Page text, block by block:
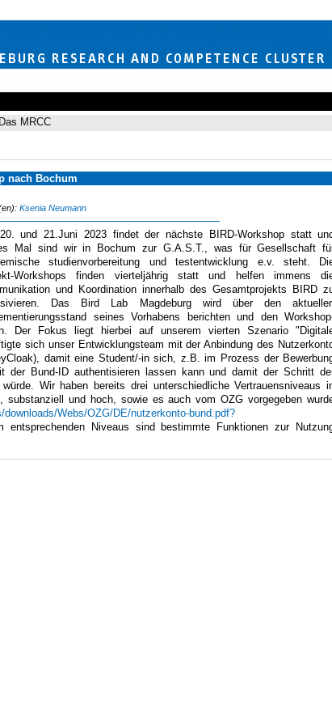
Das MRCC
nach Bochum
Ksenia Neumann
und 21.Juni 2023 findet der nächste BIRD-Workshop statt
Mal sind wir in Bochum zur G.A.S.T., was für Gesellschaft
studienvorbereitung und testentwicklung e.v. steht.
Workshops finden vierteljährig statt und helfen immens
und Koordination innerhalb des Gesamtprojekts BIRD
Das Bird Lab Magdeburg wird über den
seines Vorhabens berichten und den
Der Fokus liegt hierbei auf unserem vierten Szenario
sich unser Entwicklungsteam mit der Anbindung des
damit eine Student/-in sich, z.B. im Prozess der
der Bund-ID authentisieren lassen kann und damit der Schritt
Wir haben bereits drei unterschiedliche Vertrauensniveaus
und hoch, sowie es auch vom OZG vorgegeben
Webs/OZG/DE/nutzerkonto-bund.pdf?
entsprechenden Niveaus sind bestimmte Funktionen zur